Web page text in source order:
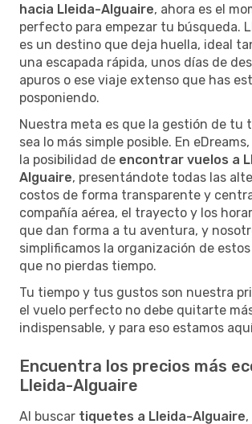
hacia Lleida-Alguaire, ahora es el
perfecto para empezar tu búsqueda.
es un destino que deja huella, ideal
una escapada rápida, unos días de
apuros o ese viaje extenso que has
posponiendo.
Nuestra meta es que la gestión de tu
sea lo más simple posible. En
la posibilidad de encontrar vuelos a
Alguaire, presentándote todas las
costos de forma transparente y
compañía aérea, el trayecto y los
que dan forma a tu aventura, y
simplificamos la organización de
que no pierdas tiempo.
Tu tiempo y tus gustos son nuestra
el vuelo perfecto no debe quitarte
indispensable, y para eso estamos
Encuentra los precios más
Lleida-Alguaire
Al buscar tiquetes a Lleida-Alguaire